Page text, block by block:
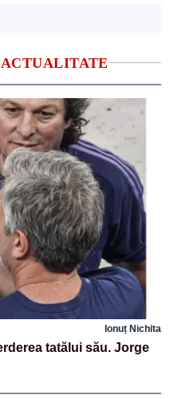
ACTUALITATE
Ionuț Nichita
tatălui său. Jorge